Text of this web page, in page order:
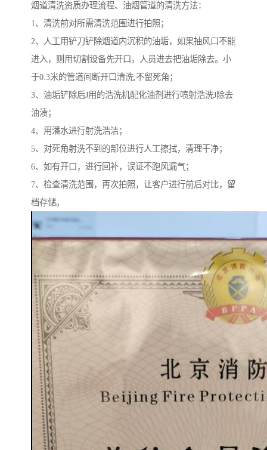
烟道清洗资质办理流程、油烟管道的清洗方法：
1、清洗前对所需清洗范围进行拍照；
2、人工用铲刀铲除烟道内沉积的油垢，如果抽风口不能
进入，则用切割设备先开口，人员进去把油垢除去。小
于0.3米的管道间断开口清洗,不留死角；
3、油垢铲除后J用的浩洗机配化油剂进行喷射浩洗J除去
油渍；
4、用潘水进行射洗浩洁；
5、对死角射洗不到的部位进行人工擦拭，清理干净；
6、如有开口，进行回补，误证不跑风漏气；
7、检查清洗范围，再次拍照，让客户进行前后对比，留
档存储。